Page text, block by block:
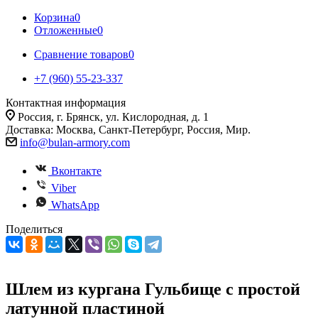
Корзина0
Отложенные0
Сравнение товаров0
+7 (960) 55-23-337
Контактная информация
Россия, г. Брянск, ул. Кислородная, д. 1
Доставка: Москва, Санкт-Петербург, Россия, Мир.
info@bulan-armory.com
Вконтакте
Viber
WhatsApp
Поделиться
Шлем из кургана Гульбище с простой
латунной пластиной